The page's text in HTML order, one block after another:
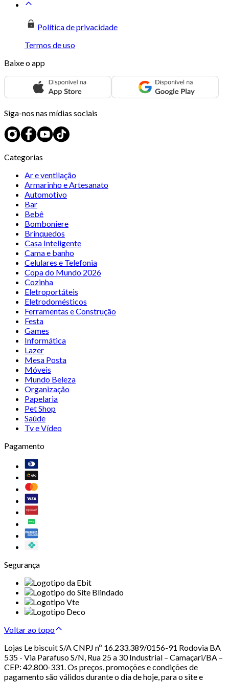
Política de privacidade
Termos de uso
Baixe o app
Siga-nos nas mídias sociais
Categorias
Ar e ventilação
Armarinho e Artesanato
Automotivo
Bar
Bebê
Bomboniere
Brinquedos
Casa Inteligente
Cama e banho
Celulares e Telefonia
Copa do Mundo 2026
Cozinha
Eletroportáteis
Eletrodomésticos
Ferramentas e Construção
Festa
Games
Informática
Lazer
Mesa Posta
Móveis
Mundo Beleza
Organização
Papelaria
Pet Shop
Saúde
Tv e Vídeo
Pagamento
Segurança
Voltar ao topo
Lojas Le biscuit S/A CNPJ nº 16.233.389/0156-91 Rodovia BA
535 - Via Parafuso S/N, Rua 25 a 30 Industrial – Camaçari/BA –
CEP: 42.800-331. Os preços, promoções e condições de
pagamento são válidos durante o dia de hoje, para o site e